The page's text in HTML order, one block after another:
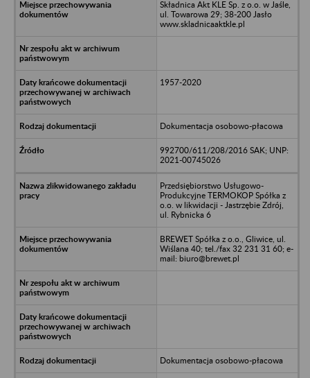
Składnica Akt KLE Sp. z o.o. w Jaśle,
ul. Towarowa 29; 38-200 Jasło
www.skladnicaaktkle.pl
1957-2020
Dokumentacja osobowo-płacowa
992700/611/208/2016 SAK; UNP:
2021-00745026
Przedsiębiorstwo Usługowo-
Produkcyjne TERMOKOP Spółka z
o.o. w likwidacji - Jastrzębie Zdrój,
ul. Rybnicka 6
BREWET Spółka z o.o., Gliwice, ul.
Wiślana 40; tel./fax 32 231 31 60; e-
mail: biuro@brewet.pl
Dokumentacja osobowo-płacowa